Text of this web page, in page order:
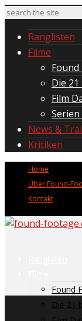
Ranglisten
Filme
Found
Die
Film
News &
Kritiken
Home
Über Found-
Kontakt
Found
Die 21